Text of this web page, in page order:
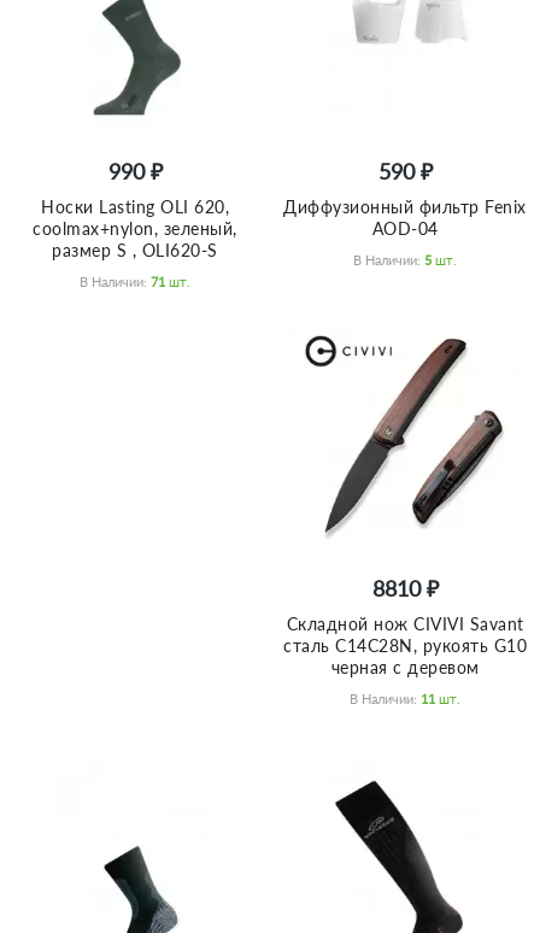
990 ₽
Носки Lasting OLI 620,
coolmax+nylon, зеленый,
размер S , OLI620-S
В Наличии: 71 Шт.
590 ₽
Диффузионный фильтр Fenix
AOD-04
В Наличии: 5 Шт.
8810 ₽
Складной нож CIVIVI Savant
сталь C14C28N, рукоять G10
черная с деревом
В Наличии: 11 Шт.